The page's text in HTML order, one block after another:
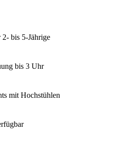
bis 5-Jährige
bis 3 Uhr
mit Hochstühlen